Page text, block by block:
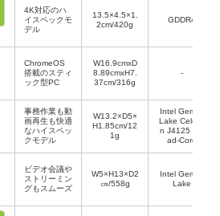
4K対応のハ
イスペックモ
デル
13.5×4.5×1.
2cm/420g
GDDR4
ChromeOS
搭載のスティ
ック型PC
W16.9cmxD
8.89cmxH7.
37cm/316g
-
事務作業も動
画再生も快適
なハイスペッ
クモデル
W13.2×D5×
H1.85cm/12
1g
Intel Gemini
Lake Celero
n J4125 Qu
ad-Core
ビデオ会議や
ストリーミン
グもスムーズ
W5×H13×D2
㎝/558g
Intel Gemini
Lake